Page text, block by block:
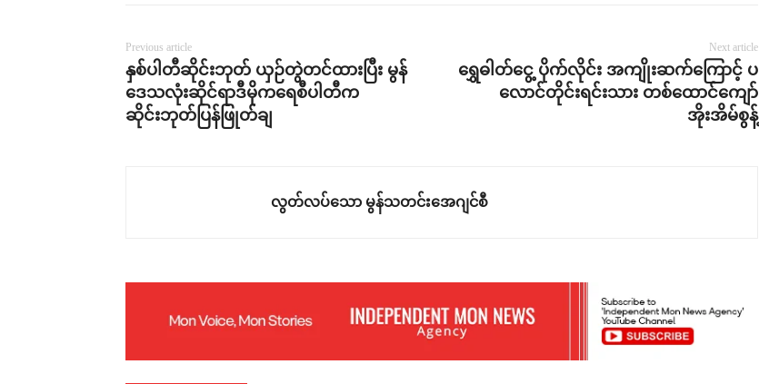
Previous article
နှစ်ပါတီဆိုင်းဘုတ် ယှဉ်တွဲတင်ထားပြီး မွန်
ဒေသလုံးဆိုင်ရာဒီမိုကရေစီပါတီက
ဆိုင်းဘုတ်ပြန်ဖြုတ်ချ
Next article
ရွှေဓါတ်ငွေ့ ပိုက်လိုင်း အကျိုးဆက်ကြောင့် ပ
လောင်တိုင်းရင်းသား တစ်ထောင်ကျော်
အိုးအိမ်စွန့်
လွတ်လပ်သော မွန်သတင်းအေဂျင်စီ